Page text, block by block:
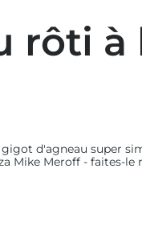
rôti à
d'agneau super
Mike Meroff - faites-le